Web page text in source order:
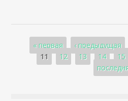
Страницы
« первая ‹ предыдущая
11
12 13 14 15